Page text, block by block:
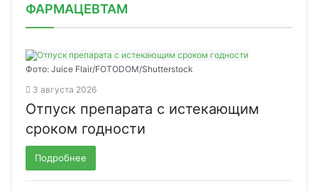
ФАРМАЦЕВТАМ
Фото: Juice Flair/FOTODOM/Shutterstoсk
3 августа 2026
Отпуск препарата с истекающим
сроком годности
Подробнее